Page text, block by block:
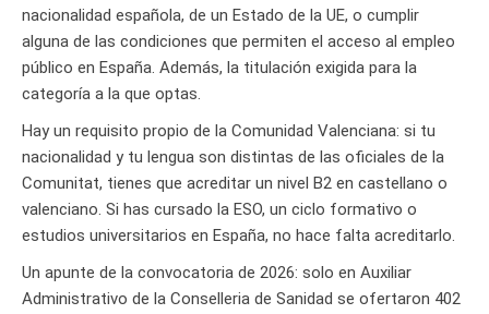
nacionalidad española, de un Estado de la UE, o cumplir
alguna de las condiciones que permiten el acceso al empleo
público en España. Además, la titulación exigida para la
categoría a la que optas.
Hay un requisito propio de la Comunidad Valenciana: si tu
nacionalidad y tu lengua son distintas de las oficiales de la
Comunitat, tienes que acreditar un nivel B2 en castellano o
valenciano. Si has cursado la ESO, un ciclo formativo o
estudios universitarios en España, no hace falta acreditarlo.
Un apunte de la convocatoria de 2026: solo en Auxiliar
Administrativo de la Conselleria de Sanidad se ofertaron 402